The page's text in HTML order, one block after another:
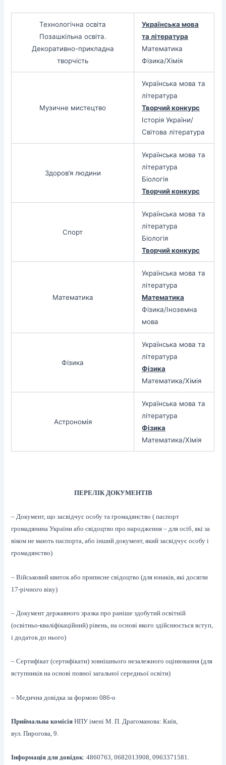
Технологічна освіта
Позашкільна освіта.
Декоративно-прикладна
творчість
Українська мова
та література
Математика
Фізика/Хімія
Музичне мистецтво
Українська мова та
література
Творчий конкурс
Історія України/
Світова література
Здоров’я людини
Українська мова та
література
Біологія
Творчий конкурс
Спорт
Українська мова та
література
Біологія
Творчий конкурс
Математика
Українська мова та
література
Математика
Фізика/Іноземна
мова
Фізика
Українська мова та
література
Фізика
Математика/Хімія
Астрономія
Українська мова та
література
Фізика
Математика/Хімія
ПЕРЕЛІК ДОКУМЕНТІВ
– Документ, що засвідчує особу та громадянство ( паспорт
громадянина України або свідоцтво про народження – для осіб, які за
віком не мають паспорта, або інший документ, який засвідчує особу і
громадянство)
– Військовий квиток або приписне свідоцтво (для юнаків, які досягли
17-річного віку)
– Документ державного зразка про раніше здобутий освітній
(освітньо-кваліфікаційний) рівень, на основі якого здійснюється вступ,
і додаток до нього)
– Сертифікат (сертифікати) зовнішнього незалежного оцінювання (для
вступників на основі повної загальної середньої освіти)
– Медична довідка за формою 086-о
Приймальна комісія НПУ імені М. П. Драгоманова: Київ,
вул. Пирогова, 9.
Інформація для довідок: 4860763, 0682013908, 0963371581.